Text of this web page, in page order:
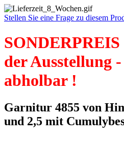
Stellen Sie eine Frage zu diesem
der Ausstellung
abholbar !
Garnitur 4855 von
und 2,5 mit